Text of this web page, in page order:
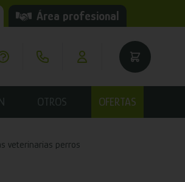
Área profesional
OTROS OFERTAS
veterinarias perros